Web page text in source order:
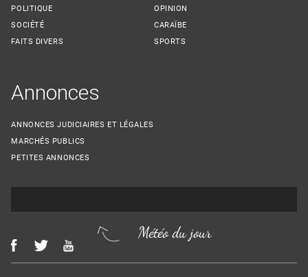
POLITIQUE
SOCIÉTÉ
FAITS DIVERS
OPINION
CARAÏBE
SPORTS
Annonces
ANNONCES JUDICIAIRES ET LÉGALES
MARCHÉS PUBLICS
PETITES ANNONCES
Météo du jour